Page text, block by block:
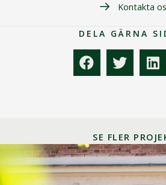
Kontakta
DELA GÄRNA
SE FLER